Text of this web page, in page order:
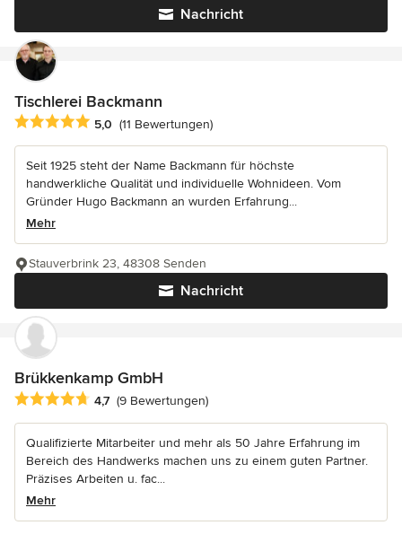
Nachricht
Tischlerei Backmann
Durchschnittliche Bewertung: 5 von 5 Sternen
5,0 (11 Bewertungen)
Seit 1925 steht der Name Backmann für höchste
handwerkliche Qualität und individuelle Wohnideen. Vom
Gründer Hugo Backmann an wurden Erfahrung...
Mehr
Nachricht
Stauverbrink 23, 48308 Senden
Brükkenkamp GmbH
Durchschnittliche Bewertung: 4.7 von 5 Sternen
4,7 (9 Bewertungen)
Qualifizierte Mitarbeiter und mehr als 50 Jahre Erfahrung im
Bereich des Handwerks machen uns zu einem guten Partner.
Präzises Arbeiten u. fac...
Mehr